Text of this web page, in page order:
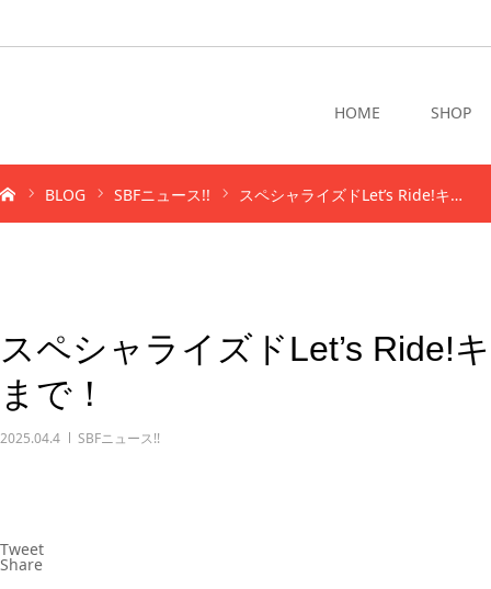
HOME SHOP
BLOG SBFニュース!! スペシャライズドLet’s Ride!キ…
スペシャライズドLet’s Ride!
まで！
2025.04.4 SBFニュース!!
Tweet
Share